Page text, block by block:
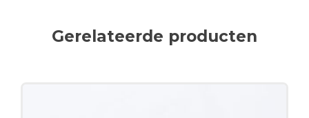
Gerelateerde producten